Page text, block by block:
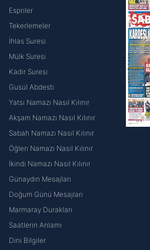
Espriler
Tekerlemeler
İhlas Suresi
Mülk Suresi
Kadir Suresi
Gusül Abdesti
Yatsı Namazı Nasıl Kılınır
Akşam Namazı Nasıl Kılınır
Sabah Namazı Nasıl Kılınır
Öğlen Namazı Nasıl Kılınır
İkindi Namazı Nasıl Kılınır
Günaydın Mesajları
Doğum Günü Mesajları
Marmaray Durakları
Saatlerin Anlamı
Dini Bilgiler